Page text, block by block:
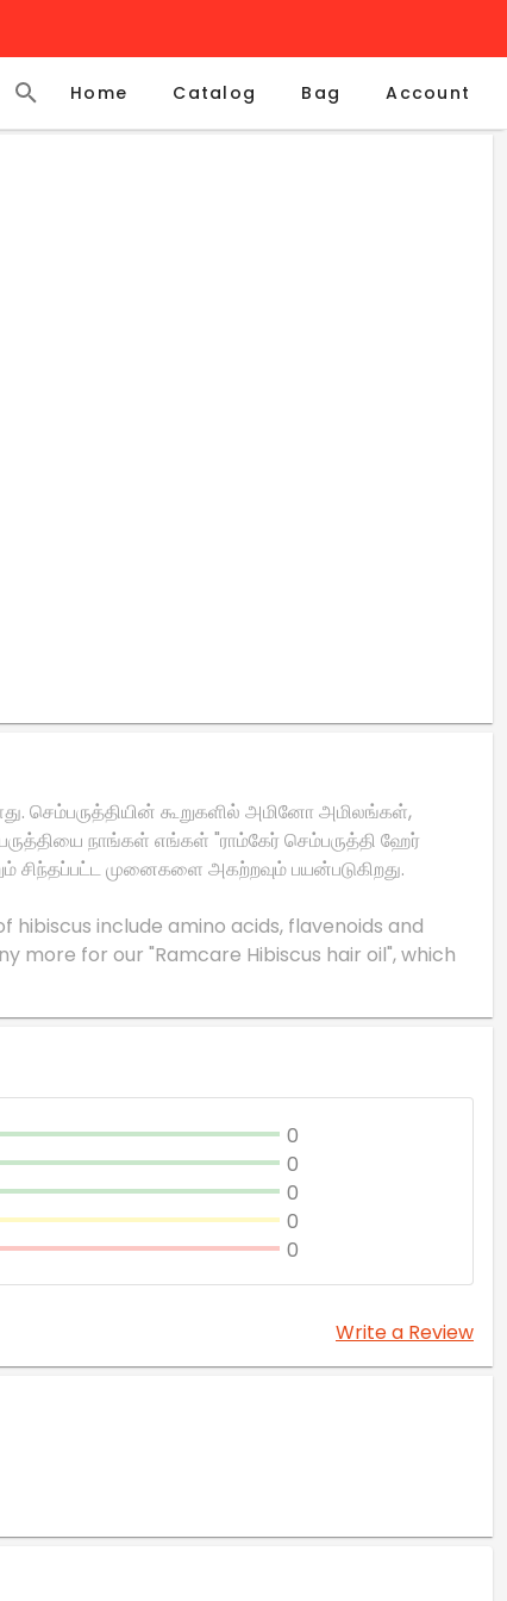
Home Catalog Bag Account
செம்பருத்தியின் கூறுகளில் அமினோ அமிலங்கள்,
நாங்கள் எங்கள் "ராம்கேர் செம்பருத்தி ஹேர்
சிந்தப்பட்ட முனைகளை அகற்றவும் பயன்படுகிறது.
include amino acids, flavenoids and
more for our "Ramcare Hibiscus hair oil", which
0
0
0
0
0
Write a Review